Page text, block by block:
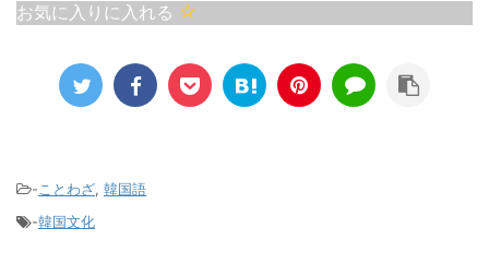
います。時には戦わずし
略的な思想です。 日本語
の諺で似た意味を持つも
な争いは相手に勝利を譲
る方が賢 ...
切に使う様子」を表現す
体的には、組織内で公金
を私的に扱う場面で用い
お気に入りに入れる
-ことわざ, 韓国語
-韓国文化